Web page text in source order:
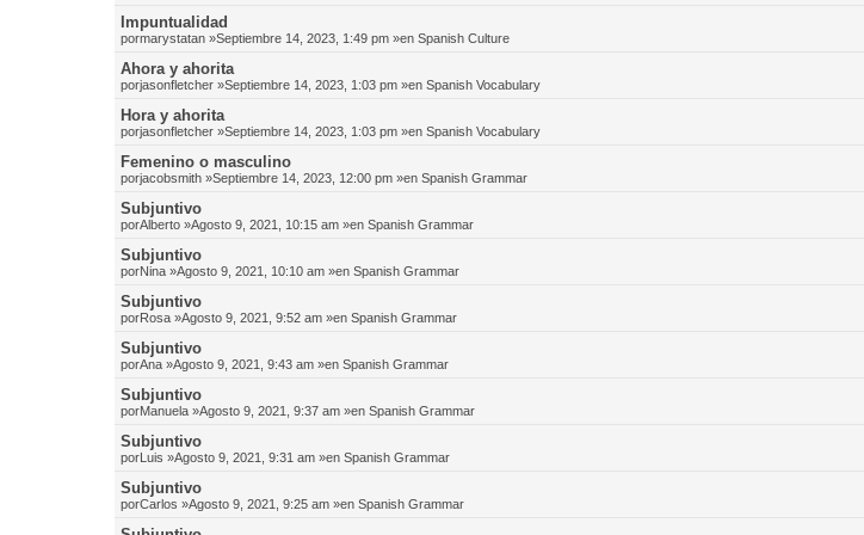
Impuntualidad
pormarystatan »Septiembre 14, 2023, 1:49 pm »en Spanish Culture
Ahora y ahorita
porjasonfletcher »Septiembre 14, 2023, 1:03 pm »en Spanish Vocabulary
Hora y ahorita
porjasonfletcher »Septiembre 14, 2023, 1:03 pm »en Spanish Vocabulary
Femenino o masculino
porjacobsmith »Septiembre 14, 2023, 12:00 pm »en Spanish Grammar
Subjuntivo
porAlberto »Agosto 9, 2021, 10:15 am »en Spanish Grammar
Subjuntivo
porNina »Agosto 9, 2021, 10:10 am »en Spanish Grammar
Subjuntivo
porRosa »Agosto 9, 2021, 9:52 am »en Spanish Grammar
Subjuntivo
porAna »Agosto 9, 2021, 9:43 am »en Spanish Grammar
Subjuntivo
porManuela »Agosto 9, 2021, 9:37 am »en Spanish Grammar
Subjuntivo
porLuis »Agosto 9, 2021, 9:31 am »en Spanish Grammar
Subjuntivo
porCarlos »Agosto 9, 2021, 9:25 am »en Spanish Grammar